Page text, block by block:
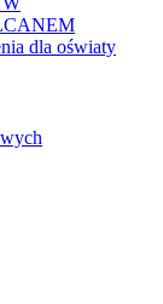
dla oświaty